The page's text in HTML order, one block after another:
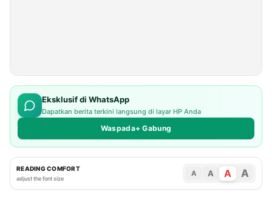
Eksklusif di WhatsApp
Dapatkan berita terkini langsung di layar HP Anda
Waspada+ Gabung
READING COMFORT
adjust the font size
A A A A